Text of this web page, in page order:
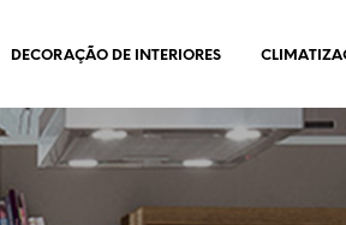
DECORAÇÃO DE INTERIORES